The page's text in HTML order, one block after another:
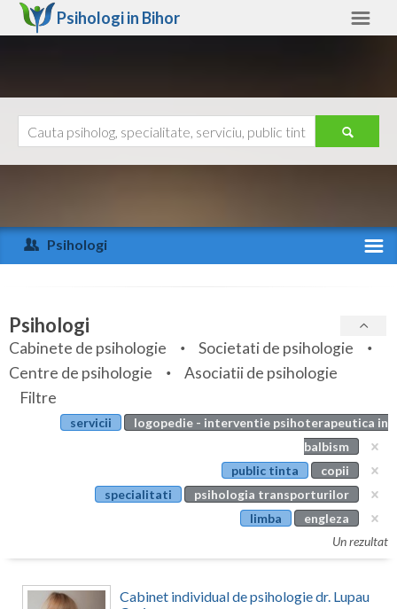
Psihologi in Bihor
Arad
Arges
Bihor
Bistrita-Nasaud
Botosani
Calarasi
Ajutor
Psihologi
Specialitati
Servicii
Articole
Evenimente
Membri
Psihologi
Cabinete de psihologie
Societati de psihologie
Centre de psihologie
Asociatii de psihologie
Filtre
servicii
logopedie - interventie psihoterapeutica in
balbism
public tinta
copii
specialitati
psihologia transporturilor
limba
engleza
Un rezultat
Cabinet individual de psihologie dr. Lupau